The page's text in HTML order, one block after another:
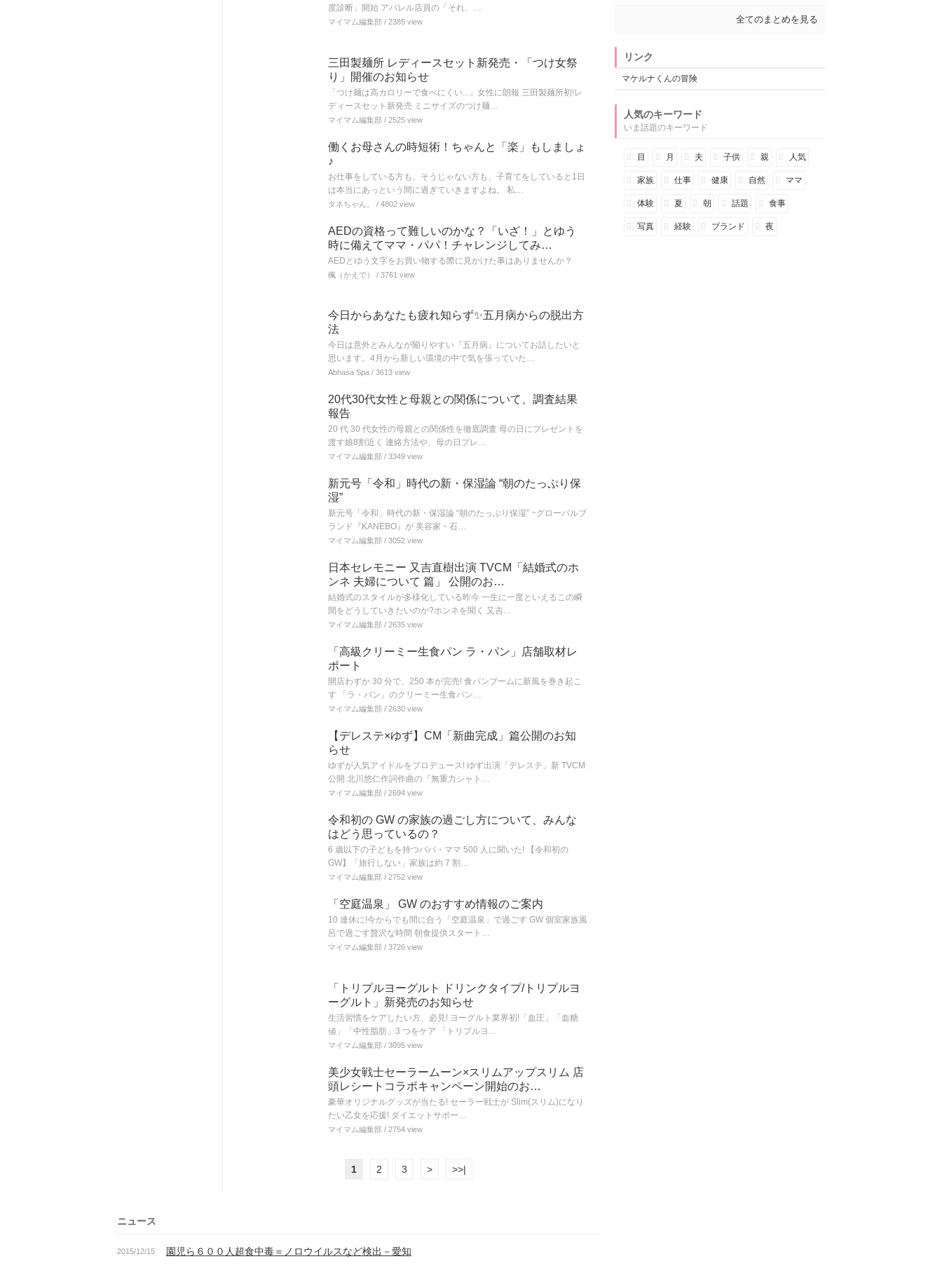
度診断」開始 アパレル店員の「それ、…
マイマム編集部 / 2385 view
三田製麺所 レディースセット新発売・「つけ女祭
り」開催のお知らせ
「つけ麺は高カロリーで食べにくい...」女性に朗報 三田製麺所初!レ
ディースセット新発売 ミニサイズのつけ麺…
マイマム編集部 / 2525 view
働くお母さんの時短術！ちゃんと「楽」もしましょ
♪
お仕事をしている方も、そうじゃない方も、子育てをしていると1日
は本当にあっという間に過ぎていきますよね。 私…
タネちゃん。 / 4802 view
AEDの資格って難しいのかな？「いざ！」とゆう
時に備えてママ・パパ！チャレンジしてみ…
AEDとゆう文字をお買い物する際に見かけた事はありませんか？
楓（かえで） / 3761 view
今日からあなたも疲れ知らず✨五月病からの脱出方
法
今日は意外とみんなが陥りやすい『五月病』についてお話したいと
思います。4月から新しい環境の中で気を張っていた…
Abhasa Spa / 3613 view
20代30代女性と母親との関係について、調査結果
報告
20 代 30 代女性の母親との関係性を徹底調査 母の日にプレゼントを
渡す娘8割近く 連絡方法や、母の日プレ…
マイマム編集部 / 3349 view
新元号「令和」時代の新・保湿論 “朝のたっぷり保
湿”
新元号「令和」時代の新・保湿論 “朝のたっぷり保湿” ~グローバルブ
ランド『KANEBO』が 美容家・石…
マイマム編集部 / 3052 view
日本セレモニー 又吉直樹出演 TVCM「結婚式のホ
ンネ 夫婦について 篇」 公開のお…
結婚式のスタイルが多様化している昨今 一生に一度といえるこの瞬
間をどうしていきたいのか?ホンネを聞く 又吉…
マイマム編集部 / 2635 view
「高級クリーミー生食パン ラ・パン」店舗取材レ
ポート
開店わずか 30 分で、250 本が完売! 食パンブームに新風を巻き起こ
す 「ラ・パン」のクリーミー生食パン…
マイマム編集部 / 2630 view
【デレステ×ゆず】CM「新曲完成」篇公開のお知
らせ
ゆずが人気アイドルをプロデュース! ゆず出演「デレステ」新 TVCM
公開 北川悠仁作詞作曲の『無重力シャト…
マイマム編集部 / 2694 view
令和初の GW の家族の過ごし方について、みんな
はどう思っているの？
6 歳以下の子どもを持つパパ・ママ 500 人に聞いた! 【令和初の
GW】「旅行しない」家族は約 7 割…
マイマム編集部 / 2752 view
「空庭温泉」 GW のおすすめ情報のご案内
10 連休に!今からでも間に合う「空庭温泉」で過ごす GW 個室家族風
呂で過ごす贅沢な時間 朝食提供スタート…
マイマム編集部 / 3726 view
「トリプルヨーグルト ドリンクタイプ/トリプルヨ
ーグルト」新発売のお知らせ
生活習慣をケアしたい方、必見! ヨーグルト業界初!「血圧」「血糖
値」「中性脂肪」3 つをケア 「トリプルヨ…
マイマム編集部 / 3095 view
美少女戦士セーラームーン×スリムアップスリム 店
頭レシートコラボキャンペーン開始のお…
豪華オリジナルグッズが当たる! セーラー戦士が Slim(スリム)になり
たい乙女を応援! ダイエットサポー…
マイマム編集部 / 2754 view
1 2 3 > >>|
ニュース
2015/12/15 園児ら６００人超食中毒＝ノロウイルスなど検出－愛知
全てのまとめを見る
リンク
マケルナくんの冒険
人気のキーワード
いま話題のキーワード
目 月 夫 子供 親 人気
家族 仕事 健康 自然 ママ
体験 夏 朝 話題 食事
写真 経験 ブランド 夜